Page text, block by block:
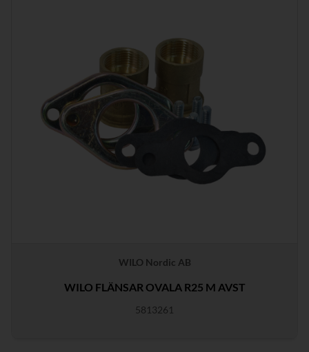
WILO Nordic AB
WILO FLÄNSAR OVALA R25 M AVST
5813261